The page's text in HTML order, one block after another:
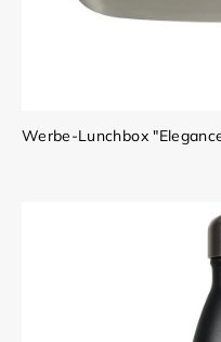
Werbe-Lunchbox